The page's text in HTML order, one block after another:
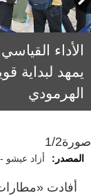
الهرمودي
بول غريفيث:
كان
المسافرين
صورة1/2
المصدر: أزاد عيشو
أفادت